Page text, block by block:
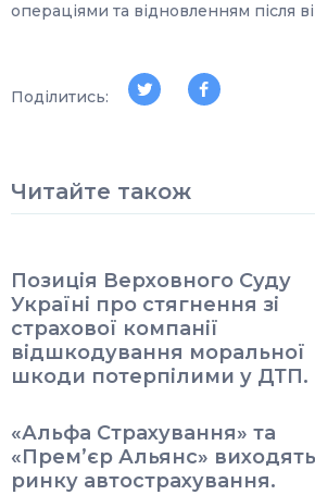
операціями та відновленням після
Поділитись:
Читайте також
Позиція Верховного Суду
Україні про стягнення зі
страхової компанії
відшкодування моральної
шкоди потерпілими у ДТП.
«Альфа Страхування» та
«Прем’єр Альянс»
ринку автострахування.